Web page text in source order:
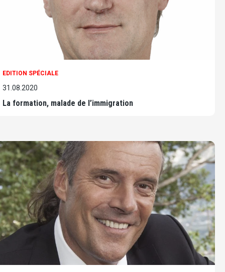
EDITION SPÉCIALE
31.08.2020
La formation, malade de l’immigration